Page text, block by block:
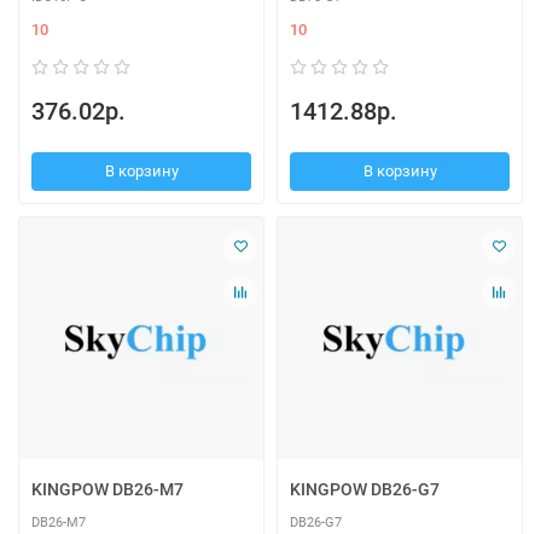
10
376.02р.
В корзину
10
1412.88р.
В корзину
KINGPOW DB26-M7
DB26-M7
KINGPOW DB26-G7
DB26-G7